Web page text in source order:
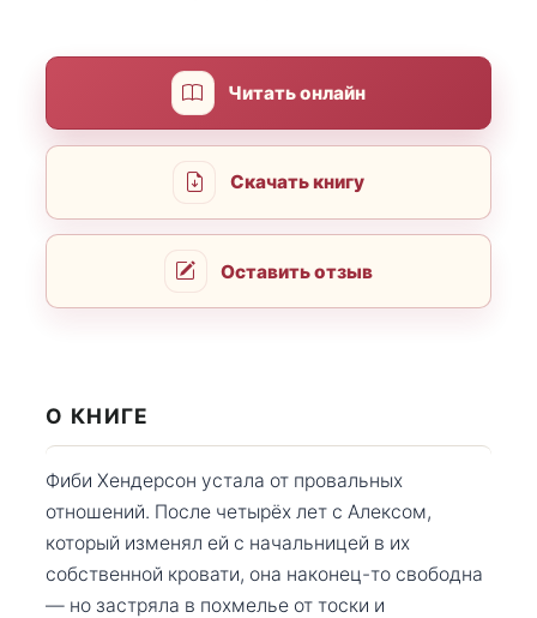
Читать онлайн
Скачать книгу
Оставить отзыв
О КНИГЕ
Фиби Хендерсон устала от провальных
отношений. После четырёх лет с Алексом,
который изменял ей с начальницей в их
собственной кровати, она наконец-то свободна
— но застряла в похмелье от тоски и